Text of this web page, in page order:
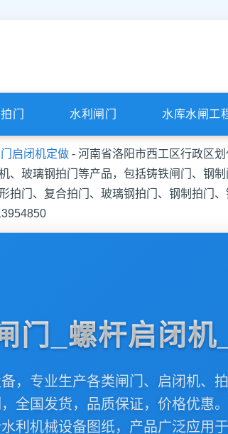
门 水利闸门 水库水闸工
启闭机定做 - 河南省洛阳市西工区行政区
玻璃钢拍门等产品，包括铸铁闸门、钢
拍门、复合拍门、玻璃钢拍门、钢制拍门
门_螺杆启闭
，专业生产各类闸门、启闭机、
全国发货，品质保证，价格优惠
利机械设备图纸，产品广泛应用